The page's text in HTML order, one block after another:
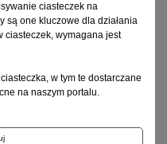
u trzech młodych
schizofrenii
1
ciasteczek na
są one kluczowe dla działania
ciasteczek, wymagana jest
w tym te dostarczane
na naszym portalu.